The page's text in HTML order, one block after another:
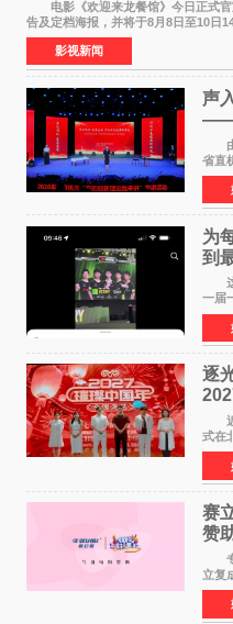
电影《欢迎来龙餐馆》今日正式官
告及定档海报，并将于8月8日至10日
食大片，影片讲述的是中国厨师徐福（
影视新闻
声
论
由
省直
至5
开
特色
为
到
这
一届
来到
已
竞社
逐
作
近
式在
华优
格
矢志
赛
赞
活
专
立复
的特
都
家庭